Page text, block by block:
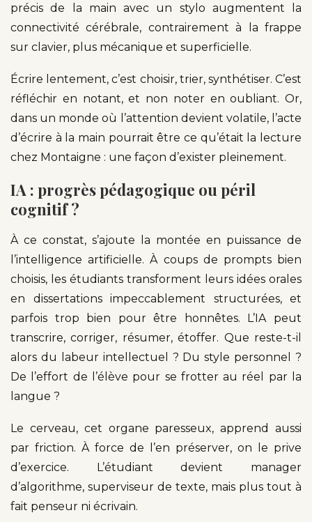
précis de la main avec un stylo augmentent la
connectivité cérébrale, contrairement à la frappe
sur clavier, plus mécanique et superficielle.
Écrire lentement, c’est choisir, trier, synthétiser. C’est
réfléchir en notant, et non noter en oubliant. Or,
dans un monde où l’attention devient volatile, l’acte
d’écrire à la main pourrait être ce qu’était la lecture
chez Montaigne : une façon d’exister pleinement.
IA : progrès pédagogique ou péril
cognitif ?
À ce constat, s’ajoute la montée en puissance de
l’intelligence artificielle. À coups de prompts bien
choisis, les étudiants transforment leurs idées orales
en dissertations impeccablement structurées, et
parfois trop bien pour être honnêtes. L’IA peut
transcrire, corriger, résumer, étoffer. Que reste-t-il
alors du labeur intellectuel ? Du style personnel ?
De l’effort de l’élève pour se frotter au réel par la
langue ?
Le cerveau, cet organe paresseux, apprend aussi
par friction. À force de l’en préserver, on le prive
d’exercice. L’étudiant devient manager
d’algorithme, superviseur de texte, mais plus tout à
fait penseur ni écrivain.